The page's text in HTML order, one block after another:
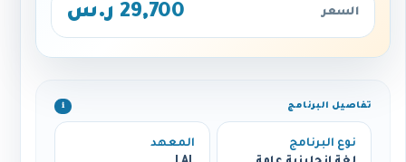
السعر 29,700 ر.س
تفاصيل البرنامج ℹ️
نوع البرنامج
المعهد